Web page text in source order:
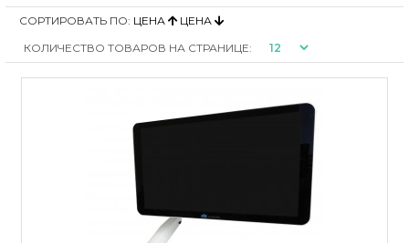
СОРТИРОВАТЬ ПО: ЦЕНА
ЦЕНА
КОЛИЧЕСТВО ТОВАРОВ НА СТРАНИЦЕ: